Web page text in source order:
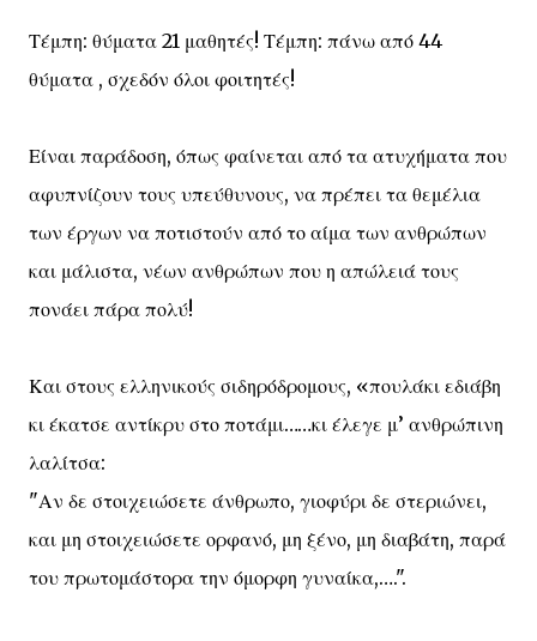
Τέμπη: θύματα 21 μαθητές! Τέμπη: πάνω από 44
θύματα , σχεδόν όλοι φοιτητές!
Είναι παράδοση, όπως φαίνεται από τα ατυχήματα που
αφυπνίζουν τους υπεύθυνους, να πρέπει τα θεμέλια
των έργων να ποτιστούν από το αίμα των ανθρώπων
και μάλιστα, νέων ανθρώπων που η απώλειά τους
πονάει πάρα πολύ!
Και στους ελληνικούς σιδηρόδρομους, «πουλάκι εδιάβη
κι έκατσε αντίκρυ στο ποτάμι……κι έλεγε μ’ ανθρώπινη
λαλίτσα:
"Αν δε στοιχειώσετε άνθρωπο, γιοφύρι δε στεριώνει,
και μη στοιχειώσετε ορφανό, μη ξένο, μη διαβάτη, παρά
του πρωτομάστορα την όμορφη γυναίκα,….".